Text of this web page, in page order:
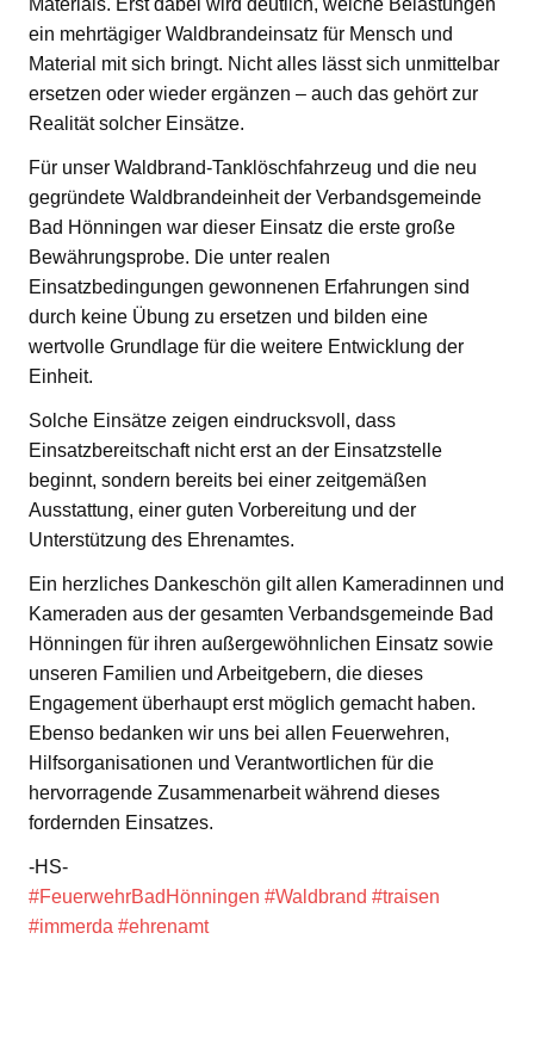
ein mehrtägiger Waldbrandeinsatz für Mensch und
Material mit sich bringt. Nicht alles lässt sich unmittelbar
ersetzen oder wieder ergänzen – auch das gehört zur
Realität solcher Einsätze.
Für unser Waldbrand-Tanklöschfahrzeug und die neu
gegründete Waldbrandeinheit der Verbandsgemeinde
Bad Hönningen war dieser Einsatz die erste große
Bewährungsprobe. Die unter realen
Einsatzbedingungen gewonnenen Erfahrungen sind
durch keine Übung zu ersetzen und bilden eine
wertvolle Grundlage für die weitere Entwicklung der
Einheit.
Solche Einsätze zeigen eindrucksvoll, dass
Einsatzbereitschaft nicht erst an der Einsatzstelle
beginnt, sondern bereits bei einer zeitgemäßen
Ausstattung, einer guten Vorbereitung und der
Unterstützung des Ehrenamtes.
Ein herzliches Dankeschön gilt allen Kameradinnen und
Kameraden aus der gesamten Verbandsgemeinde Bad
Hönningen für ihren außergewöhnlichen Einsatz sowie
unseren Familien und Arbeitgebern, die dieses
Engagement überhaupt erst möglich gemacht haben.
Ebenso bedanken wir uns bei allen Feuerwehren,
Hilfsorganisationen und Verantwortlichen für die
hervorragende Zusammenarbeit während dieses
fordernden Einsatzes.
-HS-
#FeuerwehrBadHönningen #Waldbrand #traisen
#immerda #ehrenamt